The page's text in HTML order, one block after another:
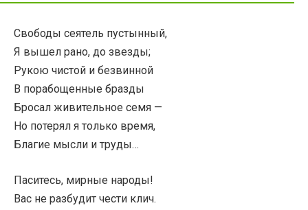
Свободы сеятель пустынный,
Я вышел рано, до звезды;
Рукою чистой и безвинной
В порабощенные бразды
Бросал живительное семя —
Но потерял я только время,
Благие мысли и труды…
Паситесь, мирные народы!
Вас не разбудит чести клич.